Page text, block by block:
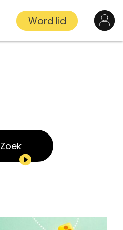
Word lid
Zoek